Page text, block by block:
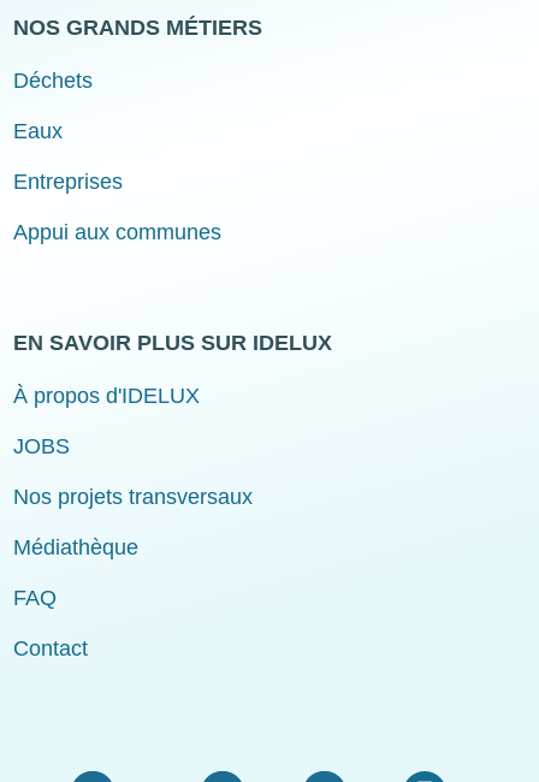
NOS GRANDS MÉTIERS
Déchets
Eaux
Entreprises
Appui aux communes
EN SAVOIR PLUS SUR IDELUX
À propos d'IDELUX
JOBS
Nos projets transversaux
Médiathèque
FAQ
Contact